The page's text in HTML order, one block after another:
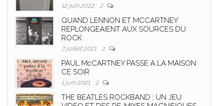
12 juin 2022 2
QUAND LENNON ET MCCARTNEY
REPLONGEAIENT AUX SOURCES DU
ROCK
7 juillet 2021 2
PAUL McCARTNEY PASSE A LA MAISON
CE SOIR
1 juin 2021 2
THE BEATLES ROCKBAND : UN JEU